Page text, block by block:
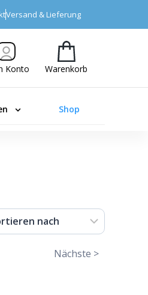
Versand & Lieferung
Konto Warenkorb
Shop
Nächste >